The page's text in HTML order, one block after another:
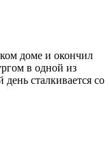
доме и окончил
в одной из
сталкивается со